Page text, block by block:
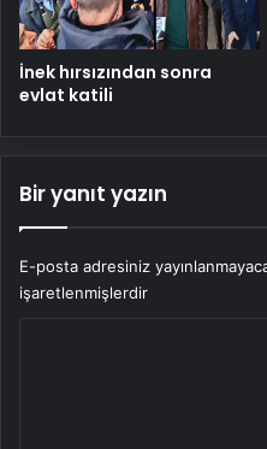
İnek hırsızından sonra
evlat katili
Bir yanıt yazın
E-posta adresiniz
işaretlenmişlerdir